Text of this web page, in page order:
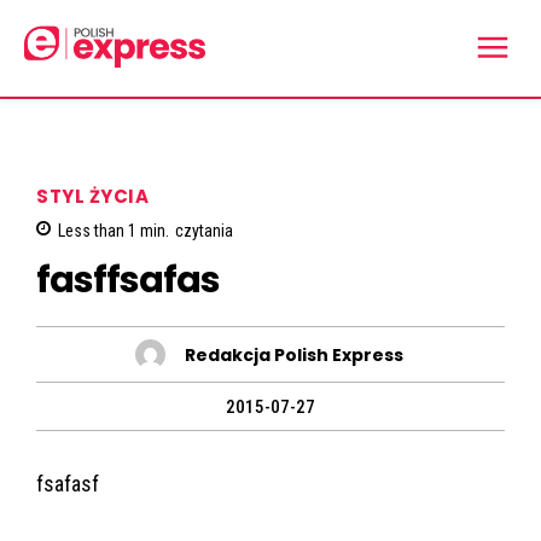
STYL ŻYCIA
Less than 1 min. czytania
fasffsafas
Redakcja Polish Express
2015-07-27
fsafasf